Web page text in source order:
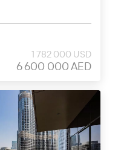
1 782 000 USD
6 600 000 AED